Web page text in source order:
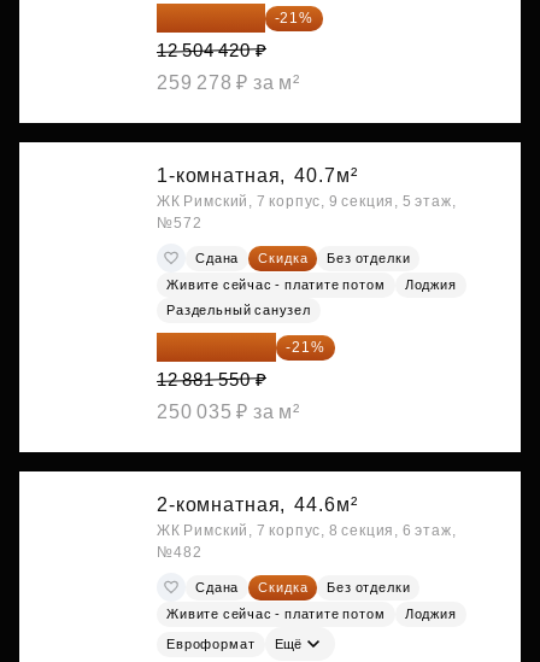
-21%
12 504 420 ₽
259 278 ₽ за м²
1-комнатная, 40.7м²
ЖК Римский, 7 корпус, 9 секция, 5 этаж,
№572
Сдана Скидка
Без отделки
Живите сейчас - платите потом
Лоджия
Раздельный санузел
10 176 425 ₽ -21%
12 881 550 ₽
250 035 ₽ за м²
2-комнатная, 44.6м²
ЖК Римский, 7 корпус, 8 секция, 6 этаж,
№482
Сдана Скидка
Без отделки
Живите сейчас - платите потом
Лоджия
Евроформат Ещё